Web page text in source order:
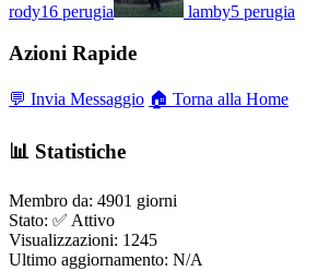
rody16 perugia lamby5 perugia
Azioni Rapide
💬 Invia Messaggio 🏠 Torna alla Home
📊 Statistiche
Membro da: 4901 giorni
Stato: ✅ Attivo
Visualizzazioni: 1245
Ultimo aggiornamento: N/A